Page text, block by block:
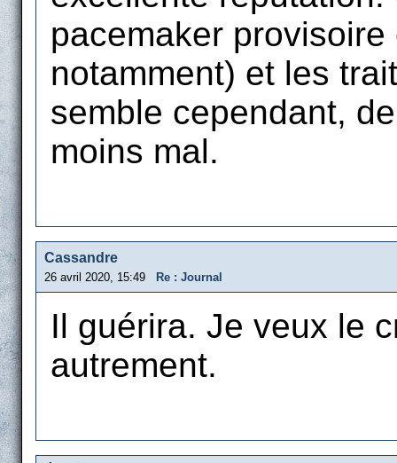
pacemaker
notamment) et les
semble cependant,
moins mal.
Cassandre
26 avril 2020, 15:49 Re : Journal
Il guérira. Je veux le
autrement.